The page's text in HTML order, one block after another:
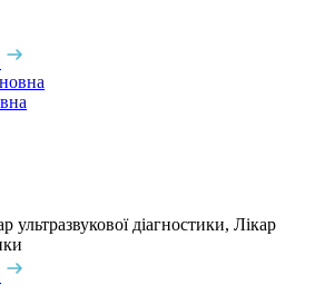
ультразвукової діагностики, Лікар